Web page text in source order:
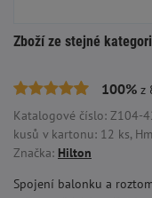
Zboží ze stejné
100% z
Katalogové číslo: Z104-
kusů v kartonu: 12 ks,
Značka: Hilton
Spojení balonku a